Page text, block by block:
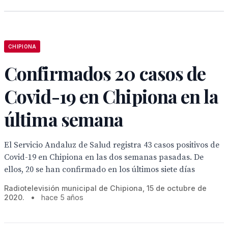
CHIPIONA
Confirmados 20 casos de
Covid-19 en Chipiona en la
última semana
El Servicio Andaluz de Salud registra 43 casos positivos de
Covid-19 en Chipiona en las dos semanas pasadas. De
ellos, 20 se han confirmado en los últimos siete días
Radiotelevisión municipal de Chipiona, 15 de octubre de
2020.
• hace 5 años